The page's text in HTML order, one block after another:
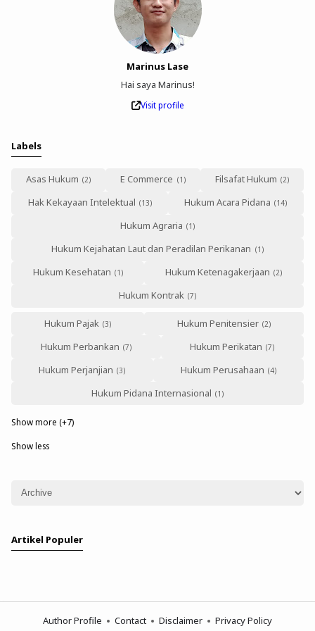
Marinus Lase
Hai saya Marinus!
Visit profile
Labels
Asas Hukum E Commerce
Filsafat Hukum
Hak Kekayaan Intelektual
Hukum Acara Pidana
Hukum Agraria
Hukum Kejahatan Laut dan Peradilan Perikanan
Hukum Kesehatan
Hukum Ketenagakerjaan
Hukum Kontrak
Hukum Pajak
Hukum Penitensier
Hukum Perbankan
Hukum Perikatan
Hukum Perjanjian
Hukum Perusahaan
Hukum Pidana Internasional
Show more (+7)
Show less
Artikel Populer
Author Profile Contact Disclaimer Privacy Policy